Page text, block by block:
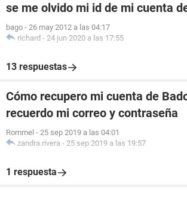
se me olvido mi id de mi cuenta
bago - 26 may 2012 a las 04:17
richard - 24 jun 2020 a las 17:55
13 respuestas
Cómo recupero mi cuenta de
recuerdo mi correo y contraseña
Rommel - 25 sep 2019 a las 04:01
zandra.rivera - 25 sep 2019 a las 19:57
1 respuesta